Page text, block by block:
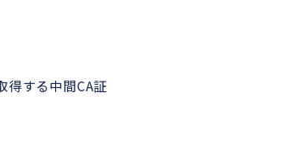
得する中間CA証